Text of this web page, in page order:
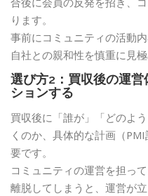
ります。
事前にコミュニティの活動
自社との親和性を慎重に見極
選び方2：買収後の運
ションする
買収後に「誰が」「どのよ
くのか、具体的な計画（
要です。
コミュニティの運営を担っ
離脱してしまうと、運営が